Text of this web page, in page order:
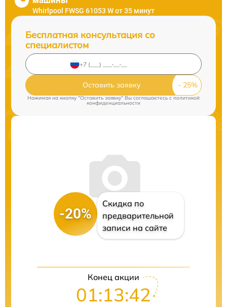
Whirlpool FWSG 61053 W от 35 минут
Бесплатная консультация со
специалистом
Оставить заявку
Нажимая на кнопку "Оставить заявку" Вы соглашаетесь c политикой
конфиденциальности
-20%
Скидка по
предварительной
записи на сайте
Конец акции
01:13:41